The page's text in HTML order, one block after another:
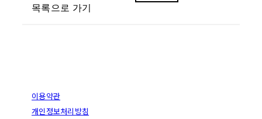
목록으로 가기
이용약관
개인정보처리방침